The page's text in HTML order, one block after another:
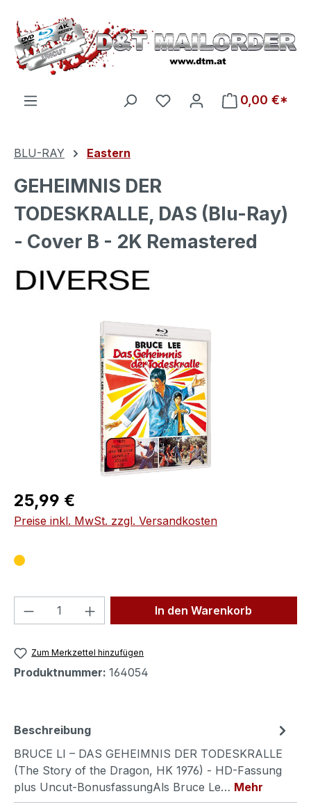
Zum Hauptinhalt springen
Du hast 0 Produkte auf
0,00 €*
BLU-RAY Eastern
GEHEIMNIS DER
TODESKRALLE, DAS (Blu-Ray)
- Cover B - 2K Remastered
Bildergalerie überspringen
Regulärer Preis:
25,99 €
Preise inkl. MwSt. zzgl. Versandkosten
Produkt Anzahl: Gib denIn den Warenkorb
Zum Merkzettel hinzufügen
Produktnummer: 164054
Beschreibung
BRUCE LI – DAS GEHEIMNIS DER TODESKRALLE
(The Story of the Dragon, HK 1976) - HD-Fassung
plus Uncut-BonusfassungAls Bruce Le… Mehr